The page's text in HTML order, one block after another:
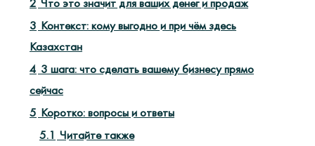
3 Контекст: кому выгодно и при чём здесь
Казахстан
4 3 шага: что сделать вашему бизнесу прямо
сейчас
5 Коротко: вопросы и ответы
5.1 Читайте также